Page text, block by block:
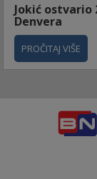
Jokić ostvario
Denvera
PROČITAJ VIŠE